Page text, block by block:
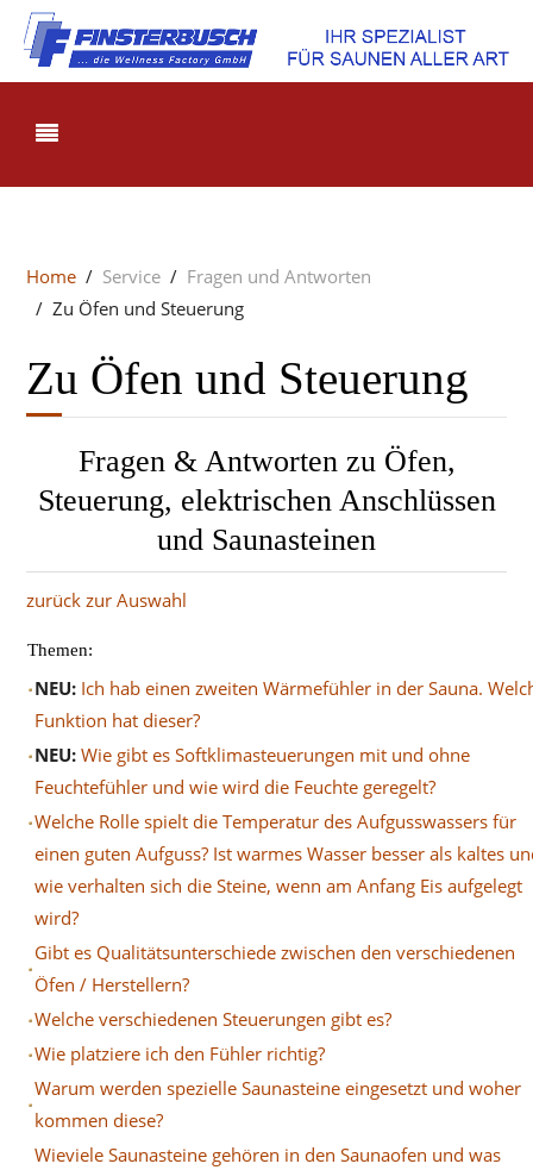
Home Service
Fragen und Antworten
Zu Öfen und Steuerung
Zu Öfen und Steuerung
Fragen & Antworten zu Öfen,
Steuerung, elektrischen Anschlüssen
und Saunasteinen
zurück zur Auswahl
Themen:
NEU: Ich hab einen zweiten Wärmefühler in der Sauna.
Funktion hat dieser?
NEU: Wie gibt es Softklimasteuerungen mit und ohne
Feuchtefühler und wie wird die Feuchte geregelt?
Welche Rolle spielt die Temperatur des Aufgusswassers für
einen guten Aufguss? Ist warmes Wasser besser als kaltes
wie verhalten sich die Steine, wenn am Anfang Eis aufgelegt
wird?
Gibt es Qualitätsunterschiede zwischen den verschiedenen
Öfen / Herstellern?
Welche verschiedenen Steuerungen gibt es?
Wie platziere ich den Fühler richtig?
Warum werden spezielle Saunasteine eingesetzt und woher
kommen diese?
Wieviele Saunasteine gehören in den Saunaofen und was